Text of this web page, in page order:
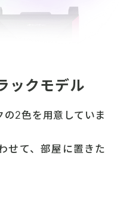
ックモデル
2色を用意していま
せて、部屋に置きた